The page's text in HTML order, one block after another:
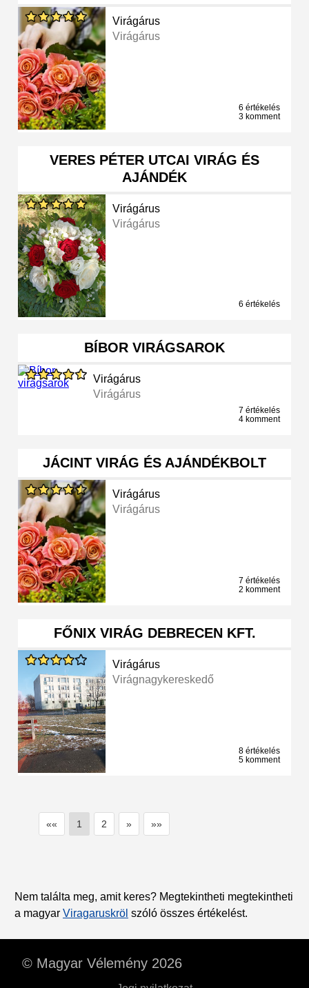
Virágárus
Virágárus
6 értékelés
3 komment
VERES PÉTER UTCAI VIRÁG ÉS
AJÁNDÉK
Virágárus
Virágárus
6 értékelés
BÍBOR VIRÁGSAROK
Virágárus
Virágárus
7 értékelés
4 komment
JÁCINT VIRÁG ÉS AJÁNDÉKBOLT
Virágárus
Virágárus
7 értékelés
2 komment
FŐNIX VIRÁG DEBRECEN KFT.
Virágárus
Virágnagykereskedő
8 értékelés
5 komment
«« 1 2 » »»
Nem találta meg, amit keres? Megtekintheti megtekintheti
a magyar Viragaruskröl szóló összes értékelést.
© Magyar Vélemény 2026